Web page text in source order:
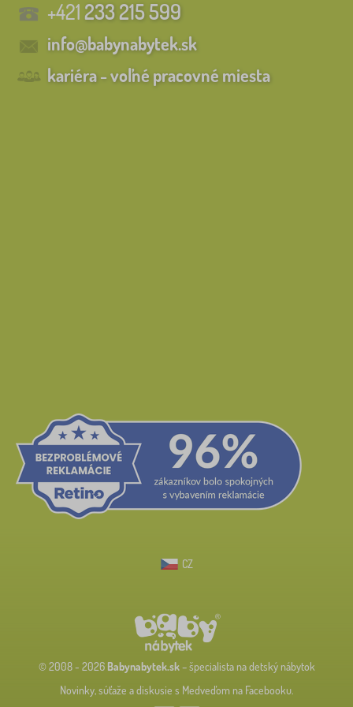
+421233 215 599
info@babynabytek.sk
kariéra - voľné pracovné miesta
CZ
© 2008 - 2026 Babynabytek.sk– špecialista na detský nábytok
Novinky, súťaže a diskusie s Medveďom na Facebooku.